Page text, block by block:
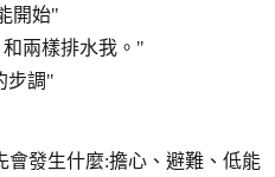
開始"
兩樣排水我。"
步調"
會發生什麼:擔心、避難、低能